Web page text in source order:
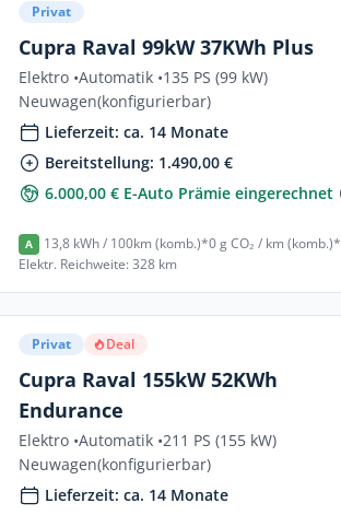
Privat
Cupra Raval 99kW 37KWh Plus
Elektro •Automatik •135 PS (99 kW)
Neuwagen(konfigurierbar)
Lieferzeit: ca. 14 Monate
Bereitstellung: 1.490,00 €
6.000,00 € E-Auto Prämie eingerechnet
A 13,8 kWh / 100km (komb.)*0 g CO₂ / km (komb.)*
Elektr. Reichweite: 328 km
Privat Deal
Cupra Raval 155kW 52KWh
Endurance
Elektro •Automatik •211 PS (155 kW)
Neuwagen(konfigurierbar)
Lieferzeit: ca. 14 Monate